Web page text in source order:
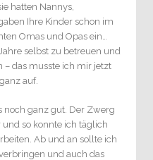
hatten Nannys,
Ihre Kinder schon im
Omas und Opas ein…
selbst zu betreuen und
– das musste ich mir jetzt
auf.
noch ganz gut. Der Zwerg
und so konnte ich täglich
Ab und an sollte ich
und auch das